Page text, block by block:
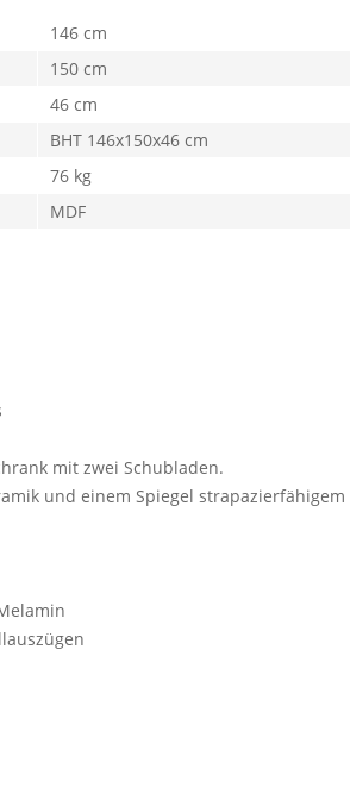
mit zwei Schubladen.
und einem Spiegel
146 cm
150 cm
46 cm
BHT 146x150x46 cm
76 kg
MDF